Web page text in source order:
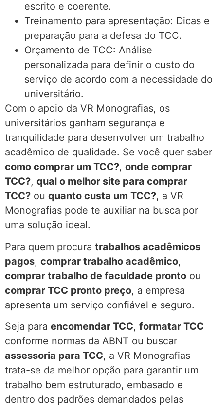
escrito e coerente.
Treinamento para apresentação: Dicas e
preparação para a defesa do TCC.
Orçamento de TCC: Análise
personalizada para definir o custo do
serviço de acordo com a necessidade do
universitário.
Com o apoio da VR Monografias, os
universitários ganham segurança e
tranquilidade para desenvolver um trabalho
acadêmico de qualidade. Se você quer saber
como comprar um TCC?, onde comprar
TCC?, qual o melhor site para comprar
TCC? ou quanto custa um TCC?, a VR
Monografias pode te auxiliar na busca por
uma solução ideal.
Para quem procura trabalhos acadêmicos
pagos, comprar trabalho acadêmico,
comprar trabalho de faculdade pronto ou
comprar TCC pronto preço, a empresa
apresenta um serviço confiável e seguro.
Seja para encomendar TCC, formatar TCC
conforme normas da ABNT ou buscar
assessoria para TCC, a VR Monografias
trata-se da melhor opção para garantir um
trabalho bem estruturado, embasado e
dentro dos padrões demandados pelas